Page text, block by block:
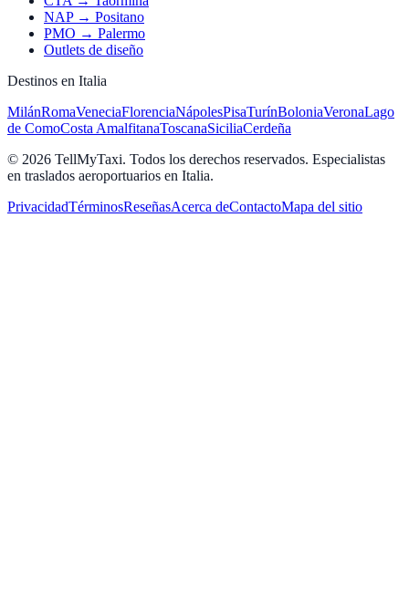
NAP → Positano
PMO → Palermo
Outlets de diseño
Destinos en Italia
MilánRomaVeneciaFlorenciaNápolesPisaTurínBoloniaVeronaLago
de ComoCosta AmalfitanaToscanaSiciliaCerdeña
© 2026 TellMyTaxi. Todos los derechos reservados. Especialistas
en traslados aeroportuarios en Italia.
PrivacidadTérminosReseñasAcerca deContactoMapa del sitio